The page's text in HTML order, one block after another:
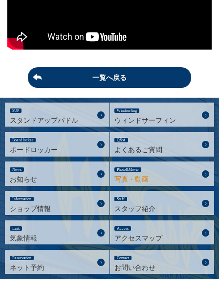
一覧へ戻る
SUP
スタンドアップパドル
Windsurfing
ウィンドサーフィン
Board locker
ボードロッカー
Q&A
よくあるご質問
News
お知らせ
Photo&Movie
写真・動画
Information
ショップ情報
Staff
スタッフ紹介
Link
気象情報
Access
アクセスマップ
Reservation
ネット予約
Contact
お問い合わせ